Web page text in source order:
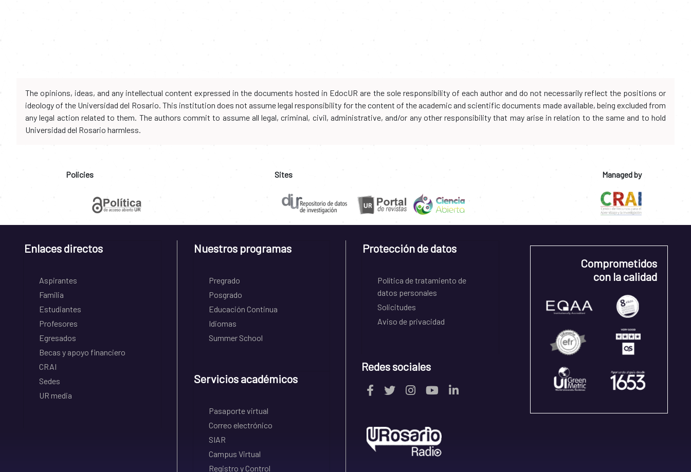
The opinions, ideas, and any intellectual content expressed in the documents hosted in EdocUR are the sole responsibility of each author and do not necessarily reflect the positions or
ideology of the Universidad del Rosario. This institution does not assume legal responsibility for the content of the academic and scientific documents made available, being excluded from
any legal action related to them. The authors commit to assume all legal, criminal, civil, administrative, and/or any other responsibility that may arise in relation to the same and to hold
Universidad del Rosario harmless.
Policies Sites Managed by
Enlaces directos
Aspirantes
Familia
Estudiantes
Profesores
Egresados
Becas y apoyo financiero
CRAI
Sedes
UR media
Nuestros programas
Pregrado
Posgrado
Educación Continua
Idiomas
Summer School
Servicios académicos
Pasaporte virtual
Correo electrónico
SIAR
Campus Virtual
Registro y Control
Protección de datos
Política de tratamiento de
datos personales
Solicitudes
Aviso de privacidad
Redes sociales
Comprometidos
con la calidad